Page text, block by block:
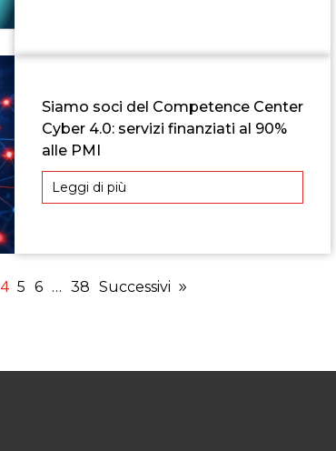
Siamo soci del Competence Center
Cyber 4.0: servizi finanziati al 90%
alle PMI
Leggi di più
4 5 6 … 38 Successivi